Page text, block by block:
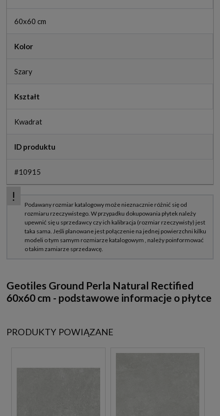
60x60 cm
Kolor
Szary
Kształt
Kwadrat
ID produktu
#10915
Geotiles Ground Perla Natural Rectified
60x60 cm - podstawowe informacje o płytce
PRODUKTY POWIĄZANE